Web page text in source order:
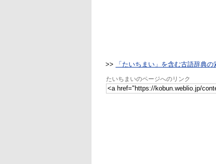
>> 「たいちまい」を含む古語辞典の
たいちまいのページへのリンク